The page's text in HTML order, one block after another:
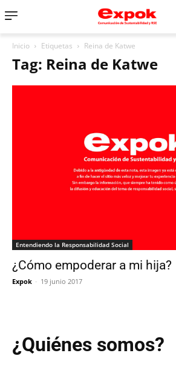
Inicio Etiquetas Reina de Katwe
Tag: Reina de Katwe
Entendiendo la Responsabilidad Social
¿Cómo empoderar a mi hija?
Expok - 19 junio 2017
¿Quiénes somos?